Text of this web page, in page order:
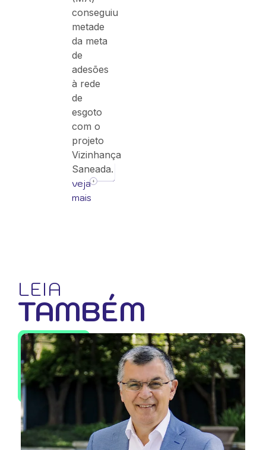
conseguiu
metade
da meta
de
adesões
à rede
de
esgoto
com o
projeto
Vizinhança
Saneada.
veja
mais
LEIA
TAMBÉM